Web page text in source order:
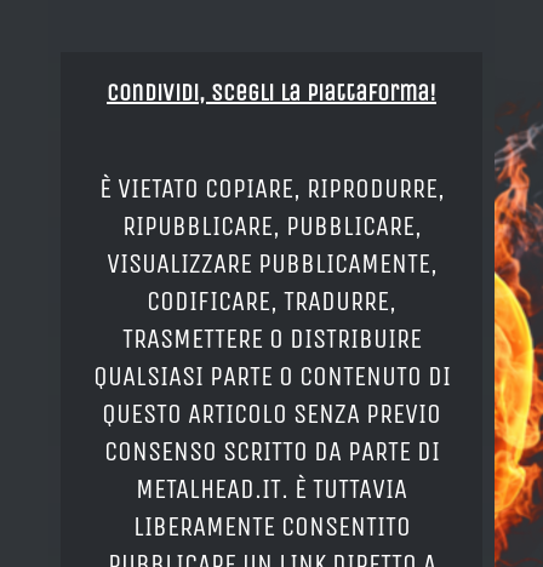
Condividi, Scegli la piattaforma!
È VIETATO COPIARE, RIPRODURRE,
RIPUBBLICARE, PUBBLICARE,
VISUALIZZARE PUBBLICAMENTE,
CODIFICARE, TRADURRE,
TRASMETTERE O DISTRIBUIRE
QUALSIASI PARTE O CONTENUTO DI
QUESTO ARTICOLO SENZA PREVIO
CONSENSO SCRITTO DA PARTE DI
METALHEAD.IT. È TUTTAVIA
LIBERAMENTE CONSENTITO